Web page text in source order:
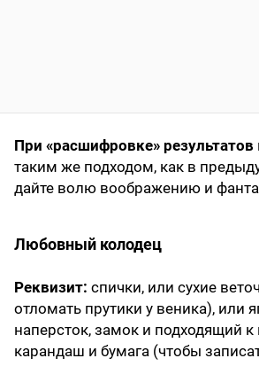
При «расшифровке» результатов
таким же подходом, как в
дайте волю воображению и
Любовный колодец
Реквизит: спички, или сухие
отломать прутики у веника), или
наперсток, замок и подходящий
карандаш и бумага (чтобы